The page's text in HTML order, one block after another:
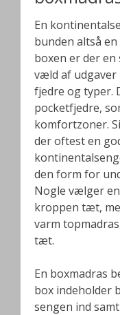
En
bunden altså
boxen er der
væld af
fjedre og typer.
pocketfjedre,
komfortzoner.
der oftest en
den form for
Nogle vælger
kroppen tæt,
varm
tæt.
En boxmadras
box indeholder
sengen ind